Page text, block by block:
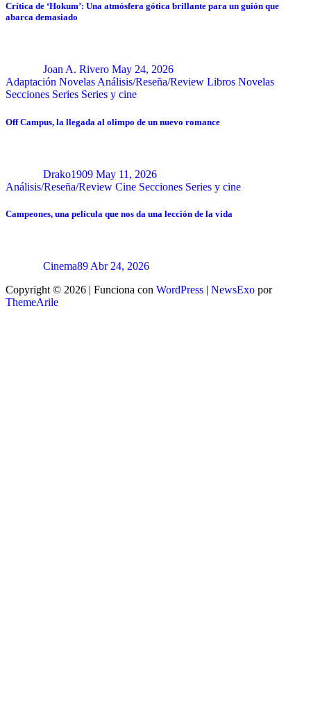
Crítica de ‘Hokum’: Una atmósfera gótica brillante para un guión que
abarca demasiado
Joan A. Rivero May 24, 2026
Adaptación Novelas Análisis/Reseña/Review Libros Novelas
Secciones Series Series y cine
Off Campus, la llegada al olimpo de un nuevo romance
Drako1909 May 11, 2026
Análisis/Reseña/Review Cine Secciones Series y cine
Campeones, una película que nos da una lección de la vida
Cinema89 Abr 24, 2026
Copyright © 2026 | Funciona con WordPress | NewsExo por
ThemeArile